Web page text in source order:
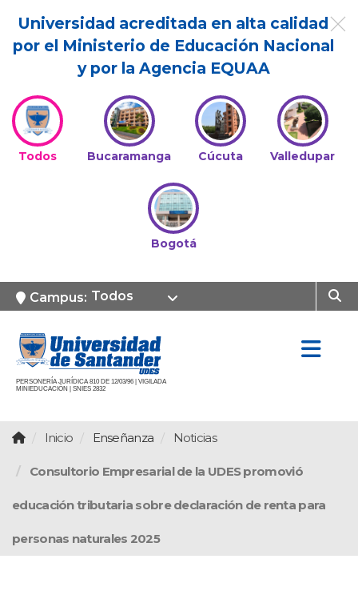
Universidad acreditada en alta calidad
por el Ministerio de Educación Nacional
y por la Agencia EQUAA
Todos Bucaramanga Cúcuta Valledupar
Bogotá
Campus: Todos
PERSONERÍA JURÍDICA 810 DE 12/03/96 | VIGILADA
MINIEDUCACIÓN | SNIES 2832
Inicio Enseñanza Noticias
Consultorio Empresarial de la UDES promovió
educación tributaria sobre declaración de renta para
personas naturales 2025